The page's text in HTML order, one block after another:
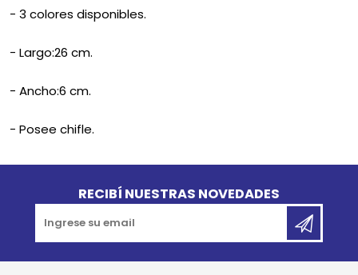
- 3 colores disponibles.
- Largo:26 cm.
- Ancho:6 cm.
- Posee chifle.
RECIBÍ NUESTRAS NOVEDADES